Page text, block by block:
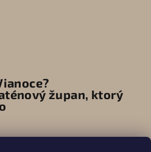
župan, ktorý